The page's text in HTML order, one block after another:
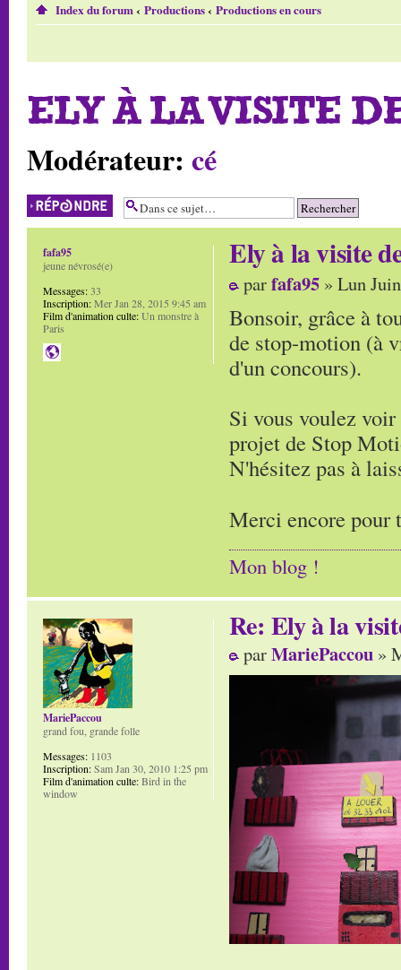
Index du forum‹ Productions‹ Productions en cours
ELY À LA VISITE
Modérateur: cé
Répondre
Ely à la visite
parfafa95 » Lun
Bonsoir, grâce à
de stop-motion (à
d'un concours).
Si vous voulez
projet de Stop
N'hésitez pas à
Merci encore pour
Mon blog !
fafa95
jeune névrosé(e)
Messages:33
Inscription:Mer Jan 28, 2015 9:45 am
Film d'animation culte:Un monstre à
Paris
Re: Ely à la
parMariePaccou »
MariePaccou
grand fou, grande folle
Messages: 1103
Inscription:Sam Jan 30, 2010 1:25 pm
Film d'animation culte:Bird in the
window